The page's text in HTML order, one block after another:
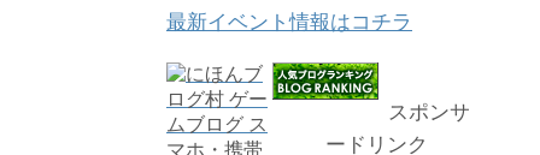
最新イベント情報はコチラ
スポンサ
ードリンク